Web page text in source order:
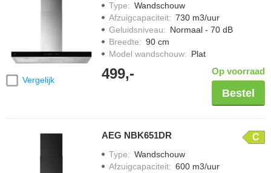
Vergelijk
Type: Wandschouw
Afzuigcapaciteit: 730 m3/uur
Geluidsniveau: Normaal - 70 dB
Breedte: 90 cm
Model wandschouw: Plat
499,- Op voorraad
Bestel
AEG NBK651DR C
Type: Wandschouw
Afzuigcapaciteit: 600 m3/uur